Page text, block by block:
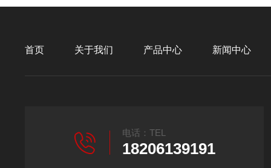
首页 关于我们 产品中心 新闻中心
电话：TEL
18206139191